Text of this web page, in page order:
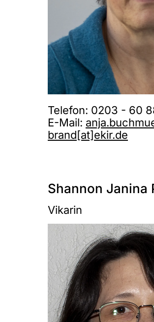
Telefon: 0203 - 60
E-Mail:
brand[at]ekir.de
Shannon Janina
Vikarin